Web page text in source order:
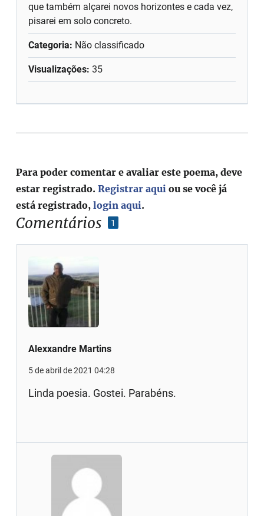
que também alçarei novos horizontes e cada vez,
pisarei em solo concreto.
Categoria: Não classificado
Visualizações: 35
Comentários 1
Alexxandre Martins
5 de abril de 2021 04:28
Linda poesia. Gostei. Parabéns.
Para poder comentar e avaliar este poema, deve
estar registrado.Registrar aqui ou se você já
está registrado,login aqui.